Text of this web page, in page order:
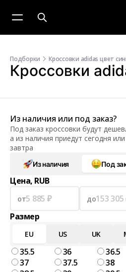
Подборки Кроссовки adidas цвет
Кроссовки
Из наличия или под заказ?
Под заказ кроссовки будут
а из наличия приедут сегодня или
завтра
Из наличия Под
Цена, RUB
от до
Размер
EU US UK
35.5 36
36.5
37
37.5
38